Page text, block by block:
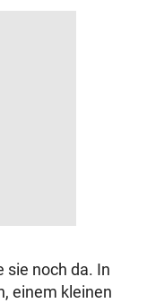
sie noch da. In
einem kleinen